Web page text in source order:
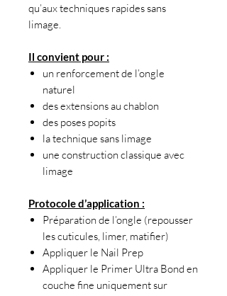
qu’aux techniques rapides sans
limage.
Il convient pour :
un renforcement de l’ongle
naturel
des extensions au chablon
des poses popits
la technique sans limage
une construction classique avec
limage
Protocole d’application :
Préparation de l’ongle (repousser
les cuticules, limer, matifier)
Appliquer le Nail Prep
Appliquer le Primer Ultra Bond en
couche fine uniquement sur